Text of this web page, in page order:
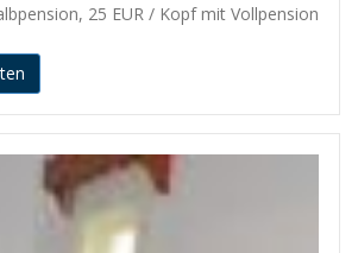
25 EUR / Kopf mit Vollpension